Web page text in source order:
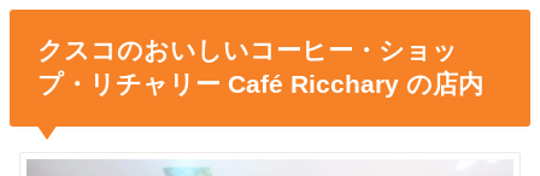
クスコのおいしいコーヒー・ショッ
プ・リチャリー Café Ricchary の店内